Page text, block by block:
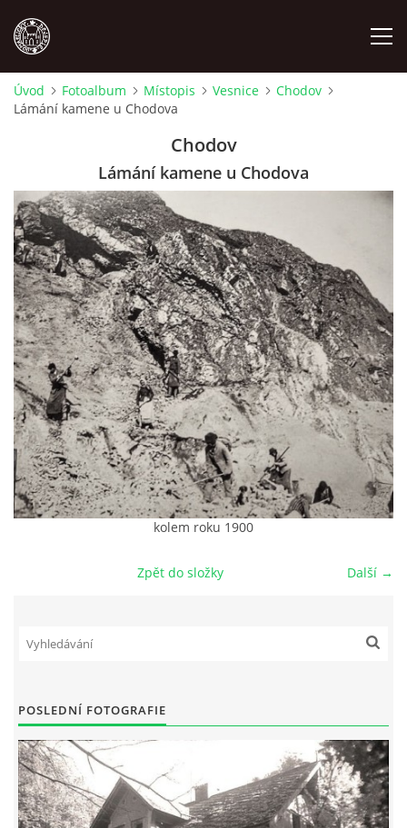
MÍSTOPIS
OSOBNOSTI
OSTATNÍ
ODKAZY
O NÁS
DŮL NA SLÍDU (NA KOLE)
tel. 773 916 275
Tento projekt je realizován za finanční podpory
Úvod Fotoalbum Místopis Vesnice
Chodov
Lámání kamene u Chodova
Chodov
Lámání kamene u Chodova
kolem roku 1900
Další →
Zpět do složky
POSLEDNÍ FOTOGRAFIE